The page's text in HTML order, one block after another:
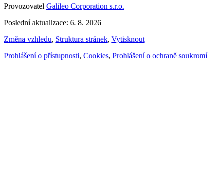
Provozovatel Galileo Corporation s.r.o.
Poslední aktualizace: 6. 8. 2026
Změna vzhledu, Struktura stránek, Vytisknout
Prohlášení o přístupnosti, Cookies, Prohlášení o ochraně soukromí